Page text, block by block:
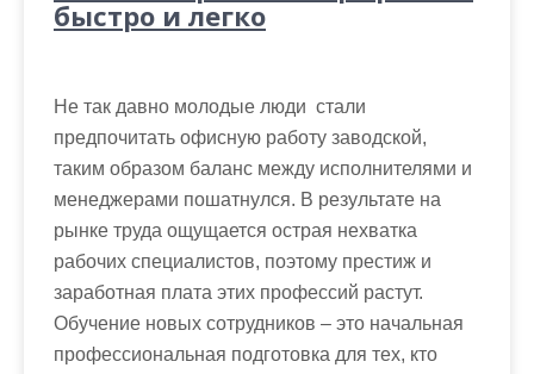
быстро и легко
Не так давно молодые люди стали
предпочитать офисную работу заводской,
таким образом баланс между исполнителями и
менеджерами пошатнулся. В результате на
рынке труда ощущается острая нехватка
рабочих специалистов, поэтому престиж и
заработная плата этих профессий растут.
Обучение новых сотрудников – это начальная
профессиональная подготовка для тех, кто